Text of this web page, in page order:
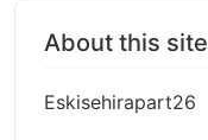
About this site
Eskisehirapart26